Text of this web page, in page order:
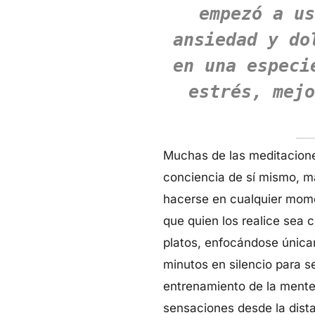
empezó a
ansiedad y
en una
estrés,
Muchas de las
conciencia de sí mismo,
hacerse en cualquier
que quien los realice sea
platos, enfocándose
minutos en silencio para
entrenamiento de la
sensaciones desde la